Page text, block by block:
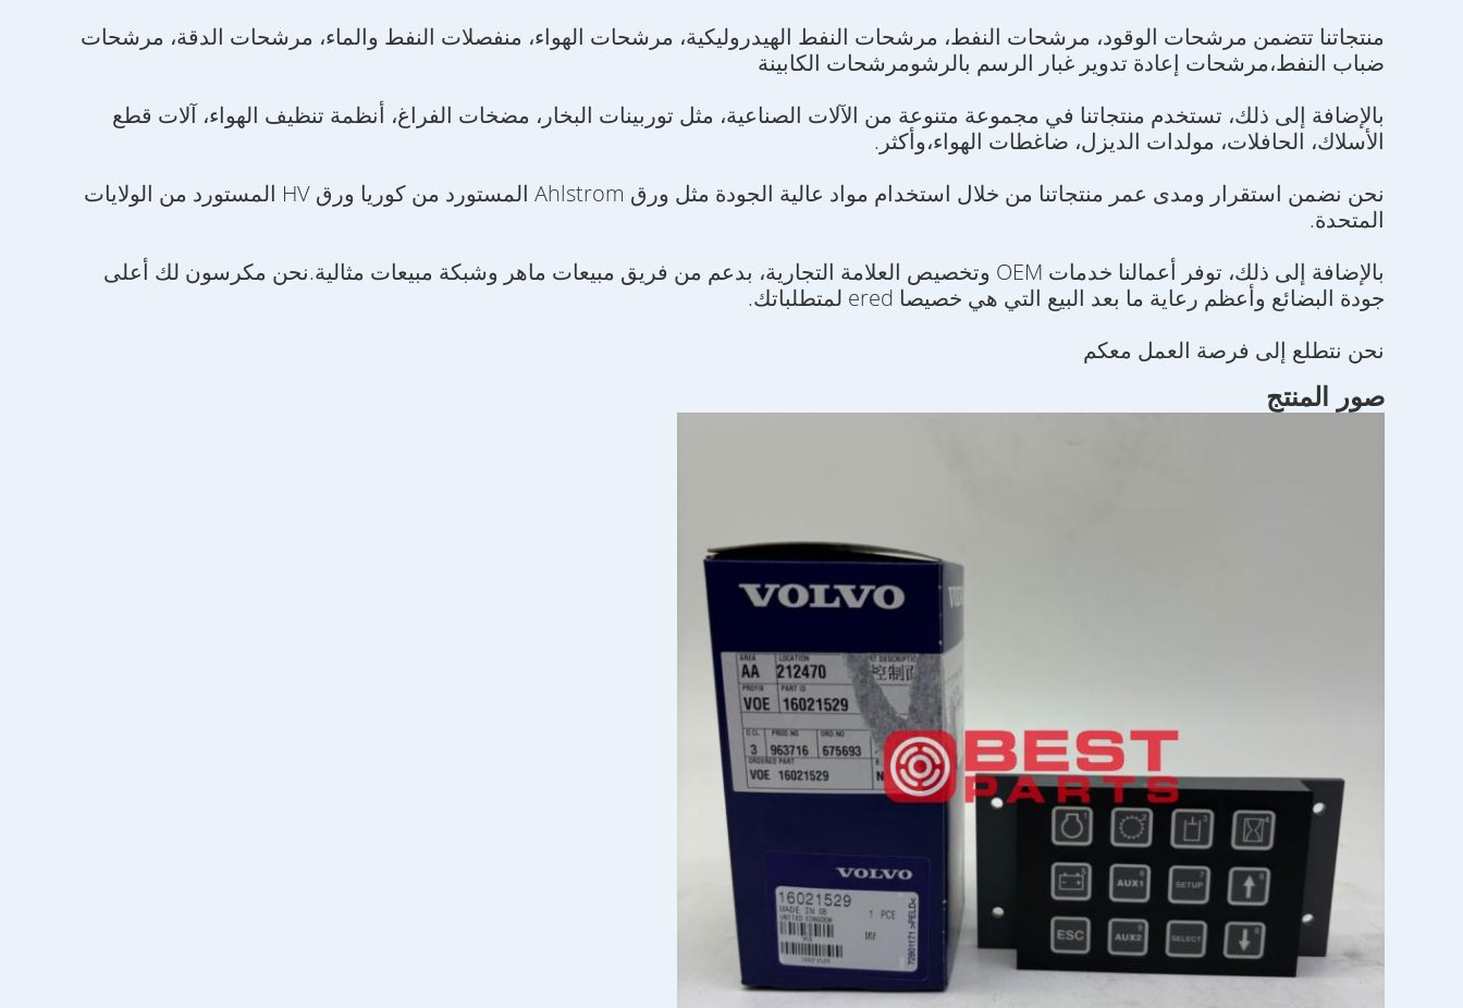
منتجاتنا تتضمن مرشحات الوقود، مرشحات النفط، مرشحات النفط الهيدروليكية، مرشحات الهواء، منفصلات النفط والماء، مرشحات الدقة، مرشحات
ضباب النفط،مرشحات إعادة تدوير غبار الرسم بالرشومرشحات الكابينة
بالإضافة إلى ذلك، تستخدم منتجاتنا في مجموعة متنوعة من الآلات الصناعية، مثل توربينات البخار، مضخات الفراغ، أنظمة تنظيف الهواء، آلات قطع
الأسلاك، الحافلات، مولدات الديزل، ضاغطات الهواء،وأكثر.
نحن نضمن استقرار ومدى عمر منتجاتنا من خلال استخدام مواد عالية الجودة مثل ورق Ahlstrom المستورد من كوريا ورق HV المستورد من الولايات
المتحدة.
بالإضافة إلى ذلك، توفر أعمالنا خدمات OEM وتخصيص العلامة التجارية، بدعم من فريق مبيعات ماهر وشبكة مبيعات مثالية.نحن مكرسون لك أعلى
جودة البضائع وأعظم رعاية ما بعد البيع التي هي خصيصا ered لمتطلباتك.
نحن نتطلع إلى فرصة العمل معكم
صور المنتج